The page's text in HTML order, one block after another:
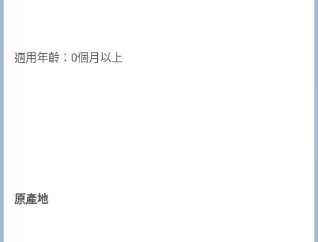
適用年齡：0個月以上
原產地